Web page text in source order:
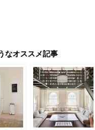
なオススメ記事